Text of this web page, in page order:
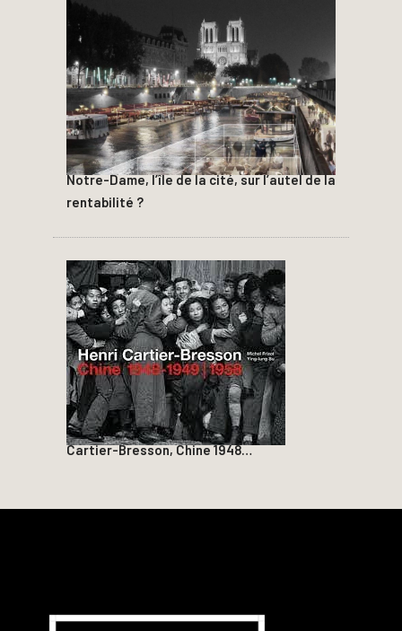
Notre-Dame, l’île de la cité, sur l’autel de la
rentabilité ?
Cartier-Bresson, Chine 1948…